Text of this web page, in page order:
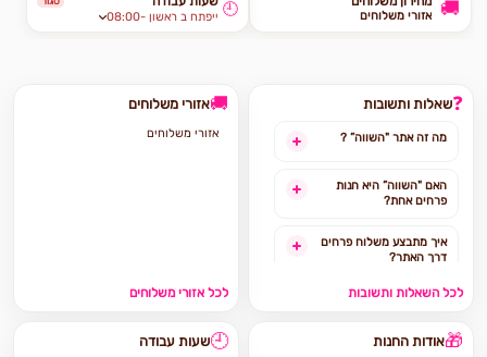
אזורי משלוחים 🚚 08:00- ייפתח ב ראשון 🕘
❓שאלות ותשובות
מה זה אתר "השווה” ?
האם "השווה” היא חנות
פרחים אחת?
איך מתבצע משלוח פרחים
דרך האתר?
האם ניתן להזמין משלוח
לכל השאלות ותשובות
🚚אזורי משלוחים
אזורי משלוחים
לכל אזורי משלוחים
🎁אודות החנות 🕘שעות עבודה